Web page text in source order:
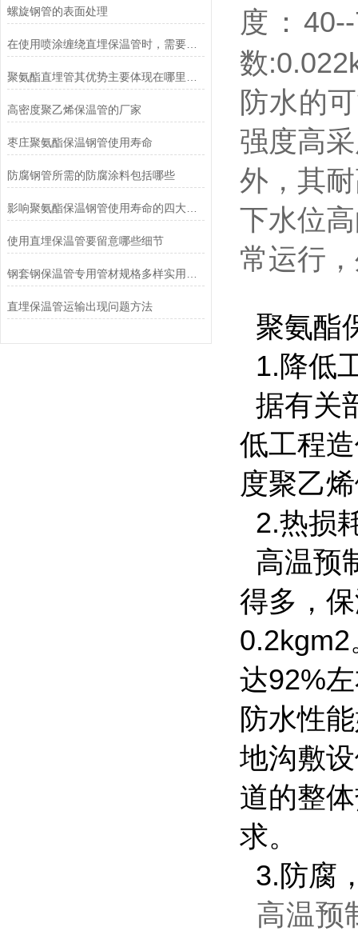
螺旋钢管的表面处理
在使用喷涂缠绕直埋保温管时，需要注意以下几个重要的事项
高密度聚乙烯保温管的厂家
枣庄聚氨酯保温钢管使用寿命
防腐钢管所需的防腐涂料包括哪些
使用直埋保温管要留意哪些细节
直埋保温管运输出现问题方法
度：
数
防水的
强度高
外，其
下水位
常运行
聚氨酯
1.降低
据有关
低工程
度聚乙
2.热损
高温预
得多，
达92%
防水性
地沟敷
道的整
求。
3.防腐
高温预